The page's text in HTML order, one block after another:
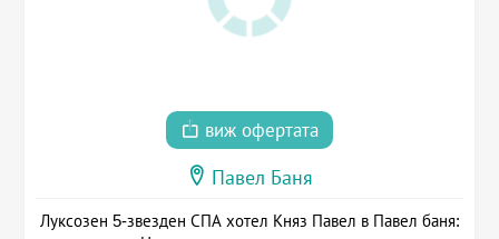
виж офертата
Павел Баня
Луксозен 5-звезден СПА хотел Княз Павел в Павел баня: